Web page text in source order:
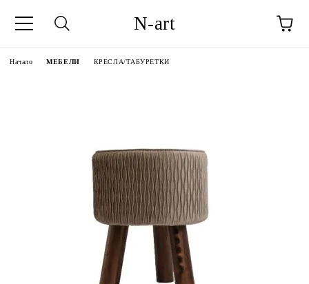
N-art
Начало МЕБЕЛИ КРЕСЛА/ТАБУРЕТКИ